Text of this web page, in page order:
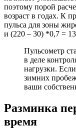
поэтому порой
возраст в годах. К
пульса для зоны
и (220 – 30) *0,7 =
Пульсометр
в деле
нагрузки.
зимних
ваши
Разминка
время